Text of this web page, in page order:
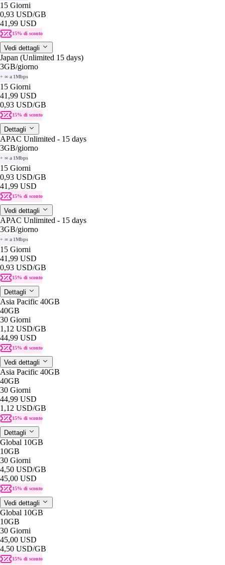
15 Giorni
0,93 USD/GB
41,99 USD
15% di sconto
Vedi dettagli
Japan (Unlimited 15 days)
3GB/giorno
+ ∞ a 1Mbps
15 Giorni
41,99 USD
0,93 USD/GB
15% di sconto
Dettagli
APAC Unlimited - 15 days
3GB/giorno
+ ∞ a 1Mbps
15 Giorni
0,93 USD/GB
41,99 USD
15% di sconto
Vedi dettagli
APAC Unlimited - 15 days
3GB/giorno
+ ∞ a 1Mbps
15 Giorni
41,99 USD
0,93 USD/GB
15% di sconto
Dettagli
Asia Pacific 40GB
40GB
30 Giorni
1,12 USD/GB
44,99 USD
15% di sconto
Vedi dettagli
Asia Pacific 40GB
40GB
30 Giorni
44,99 USD
1,12 USD/GB
15% di sconto
Dettagli
Global 10GB
10GB
30 Giorni
4,50 USD/GB
45,00 USD
15% di sconto
Vedi dettagli
Global 10GB
10GB
30 Giorni
45,00 USD
4,50 USD/GB
15% di sconto